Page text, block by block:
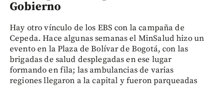
Gobierno
Hay otro vínculo de los EBS con la campaña de
Cepeda. Hace algunas semanas el MinSalud hizo un
evento en la Plaza de Bolívar de Bogotá, con las
brigadas de salud desplegadas en ese lugar
formando en fila; las ambulancias de varias
regiones llegaron a la capital y fueron parqueadas